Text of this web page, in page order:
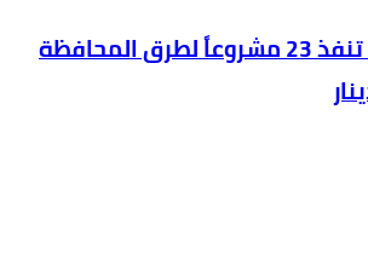
“أشغال المفرق” تنفذ 23 مشروعاً لطرق المحافظة